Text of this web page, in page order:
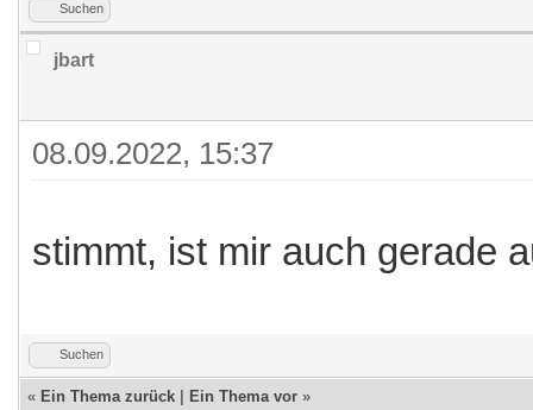
Suchen
jbart
08.09.2022, 15:37
stimmt, ist mir auch gerade
Suchen
« Ein Thema zurück Ein Thema vor »